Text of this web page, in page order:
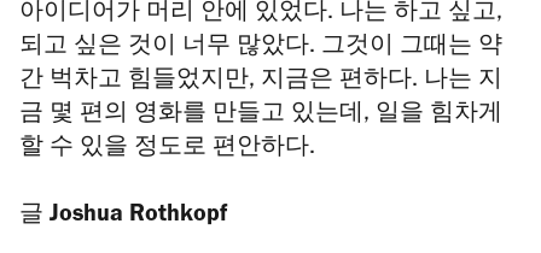
아이디어가 머리 안에 있었다. 나는 하고 싶고,
되고 싶은 것이 너무 많았다. 그것이 그때는 약
간 벅차고 힘들었지만, 지금은 편하다. 나는 지
금 몇 편의 영화를 만들고 있는데, 일을 힘차게
할 수 있을 정도로 편안하다.
글 Joshua Rothkopf